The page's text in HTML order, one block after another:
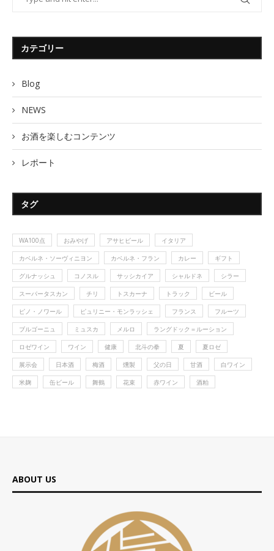
カテゴリー
Blog
NEWS
お酒を楽しむコンテンツ
レポート
タグ
WA100点 おみやげ アサヒビール イタリア
カベルネ・ソーヴィニヨン カベルネ・フラン カレー ギフト
グルナッシュ コノスル サッシカイア シャルドネ シラー
スーパータスカン チリ トスカーナ トラック ビール
ピノ・ノワール ピュリニー・モンラッシェ フランス フルーツ
ブルゴーニュ ミュスカ メルロ ラングドック＝ルーション
ロゼワイン ワイン 健康 北斗の拳 夏 夏ロゼ
展示会 日本酒 梅酒 燻製 父の日 甘酒 白ワイン
米麹 缶ビール 舞鶴 花束 赤ワイン 酒粕
ABOUT US